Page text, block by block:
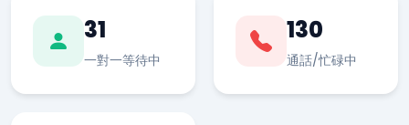
31
一對一等待中
130
通話/忙碌中